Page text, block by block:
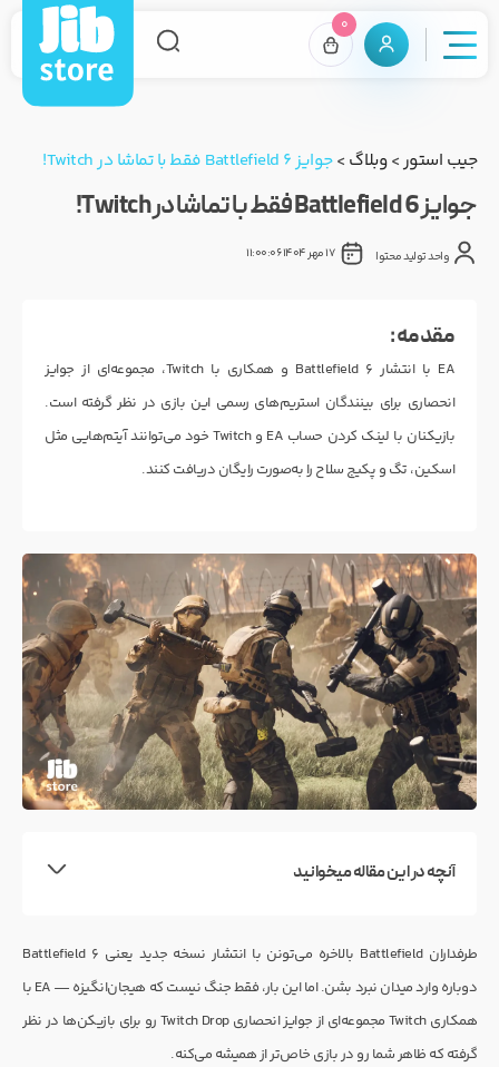
0
جیب استور>وبلاگ >جوایز Battlefield 6 فقط با تماشا در Twitch!
جوایز Battlefield 6 فقط با تماشا در Twitch!
واحد تولید محتوا 17 مهر 1404 11:00:06
مقدمه :
EA با انتشار Battlefield 6 و همکاری با Twitch، مجموعه‌ای از جوایز
انحصاری برای بینندگان استریم‌های رسمی این بازی در نظر گرفته است.
بازیکنان با لینک کردن حساب EA و Twitch خود می‌توانند آیتم‌هایی مثل
اسکین، تگ و پکیج سلاح را به‌صورت رایگان دریافت کنند.
آنچه در این مقاله میخوانید
طرفداران Battlefield بالاخره می‌تونن با انتشار نسخه جدید یعنی Battlefield 6
دوباره وارد میدان نبرد بشن. اما این بار، فقط جنگ نیست که هیجان‌انگیزه — EA با
همکاری Twitch مجموعه‌ای از جوایز انحصاری Twitch Drop رو برای بازیکن‌ها در نظر
گرفته که ظاهر شما رو در بازی خاص‌تر از همیشه می‌کنه.